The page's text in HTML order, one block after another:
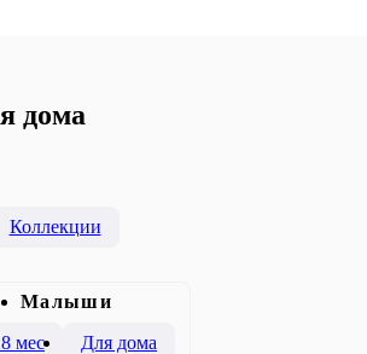
дома
Коллекции
Малыши
мес
Для дома